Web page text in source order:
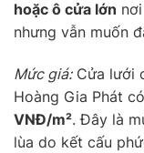
hoặc ô cửa lớn
nhưng vẫn muốn
Mức giá:Cửa lưới
Hoàng Gia Phát
VNĐ/m². Đây là
lùa do kết cấu